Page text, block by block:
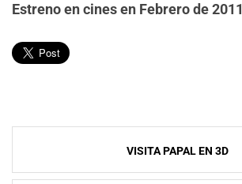
Estreno en cines en Febrero de 2011
Navegación
de
VISITA PAPAL EN 3D